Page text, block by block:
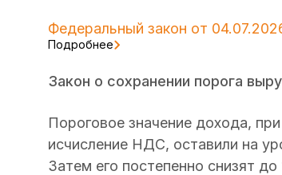
Федеральный закон от
Подробнее
Закон о сохранении порога
Пороговое значение дохода,
исчисление НДС, оставили на
Затем его постепенно снизят